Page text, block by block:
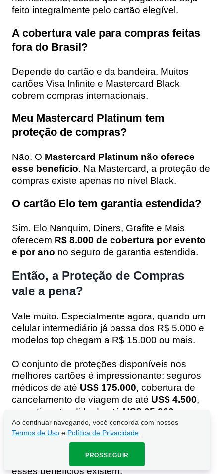
Ao continuar navegando, você concorda com nossos
Termos de Uso e Polí­tica de Privacidade
PROSSEGUIR
feito integralmente pelo cartão elegível.
A cobertura vale para compras feitas
fora do Brasil?
Depende do cartão e da bandeira. Muitos
cartões Visa Infinite e Mastercard Black
cobrem compras internacionais.
Meu Mastercard Platinum tem
proteção de compras?
Não. O Mastercard Platinum não oferece
esse benefício. Na Mastercard, a proteção de
compras existe apenas no nível Black.
O cartão Elo tem garantia estendida?
Sim. Elo Nanquim, Diners, Grafite e Mais
oferecem R$ 8.000 de cobertura por evento
e por ano no seguro de garantia estendida.
Então, a Proteção de Compras
vale a pena?
Vale muito. Especialmente agora, quando um
celular intermediário já passa dos R$ 5.000 e
modelos top chegam a R$ 15.000 ou mais.
O conjunto de proteções disponíveis nos
melhores cartões é impressionante: seguros
médicos de até US$ 175.000, cobertura de
cancelamento de viagem de até US$ 4.500,
garantia estendida de até US$ 25.000 por
ano.
Tudo isso já pago!
O que falta, na maior
parte das vezes, é o portador saber que
esses benefícios existem.